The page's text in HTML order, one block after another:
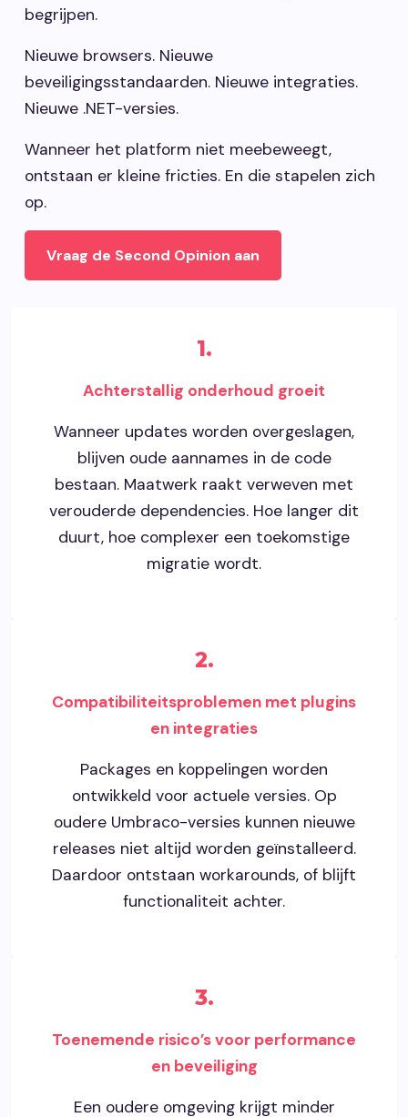
begrijpen.
Nieuwe browsers. Nieuwe
beveiligingsstandaarden. Nieuwe integraties.
Nieuwe .NET-versies.
Wanneer het platform niet meebeweegt,
ontstaan er kleine fricties. En die stapelen zich
op.
Vraag de Second Opinion aan
1.
Achterstallig onderhoud groeit
Wanneer updates worden overgeslagen,
blijven oude aannames in de code
bestaan. Maatwerk raakt verweven met
verouderde dependencies. Hoe langer dit
duurt, hoe complexer een toekomstige
migratie wordt.
2.
Compatibiliteitsproblemen met plugins
en integraties
Packages en koppelingen worden
ontwikkeld voor actuele versies. Op
oudere Umbraco-versies kunnen nieuwe
releases niet altijd worden geïnstalleerd.
Daardoor ontstaan workarounds, of blijft
functionaliteit achter.
3.
Toenemende risico’s voor performance
en beveiliging
Een oudere omgeving krijgt minder